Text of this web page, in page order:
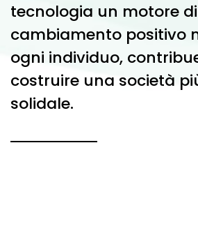
tecnologia un motore di
cambiamento positivo
ogni individuo,
costruire una società
solidale.